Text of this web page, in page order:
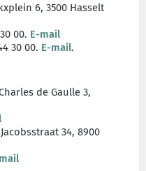
6, 3500 Hasselt
00. E-mail
30 00. E-mail.
de Gaulle 3,
34, 8900